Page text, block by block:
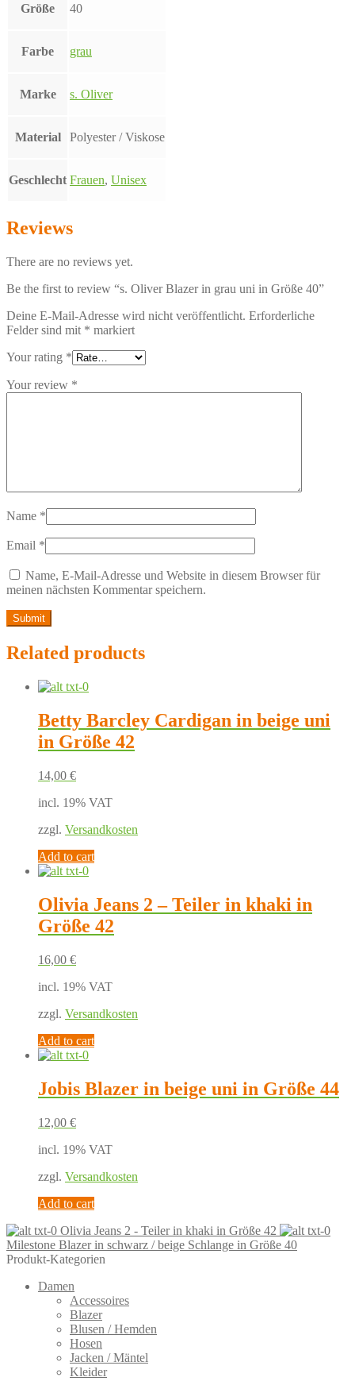
Größe 40
Farbe grau
Marke s. Oliver
Material Polyester / Viskose
Geschlecht Frauen, Unisex
Reviews
There are no reviews yet.
Be the first to review “s. Oliver Blazer in grau uni in Größe 40”
Deine E-Mail-Adresse wird nicht veröffentlicht. Erforderliche
Felder sind mit * markiert
Your rating *
Your review *
Name *
Email *
Name, E-Mail-Adresse und Website in diesem Browser für
meinen nächsten Kommentar speichern.
Related products
Betty Barcley Cardigan in beige uni
in Größe 42
14,00 €
incl. 19% VAT
zzgl. Versandkosten
Add to cart
Olivia Jeans 2 – Teiler in khaki in
Größe 42
16,00 €
incl. 19% VAT
zzgl. Versandkosten
Add to cart
Jobis Blazer in beige uni in Größe 44
12,00 €
incl. 19% VAT
zzgl. Versandkosten
Add to cart
Olivia Jeans 2 - Teiler in khaki in Größe 42
Milestone Blazer in schwarz / beige Schlange in Größe 40
Produkt-Kategorien
Damen
Accessoires
Blazer
Blusen / Hemden
Hosen
Jacken / Mäntel
Kleider